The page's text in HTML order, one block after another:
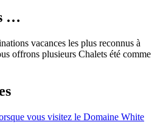
…
vacances les plus reconnus à
offrons plusieurs Chalets été comme
vous visitez le Domaine White